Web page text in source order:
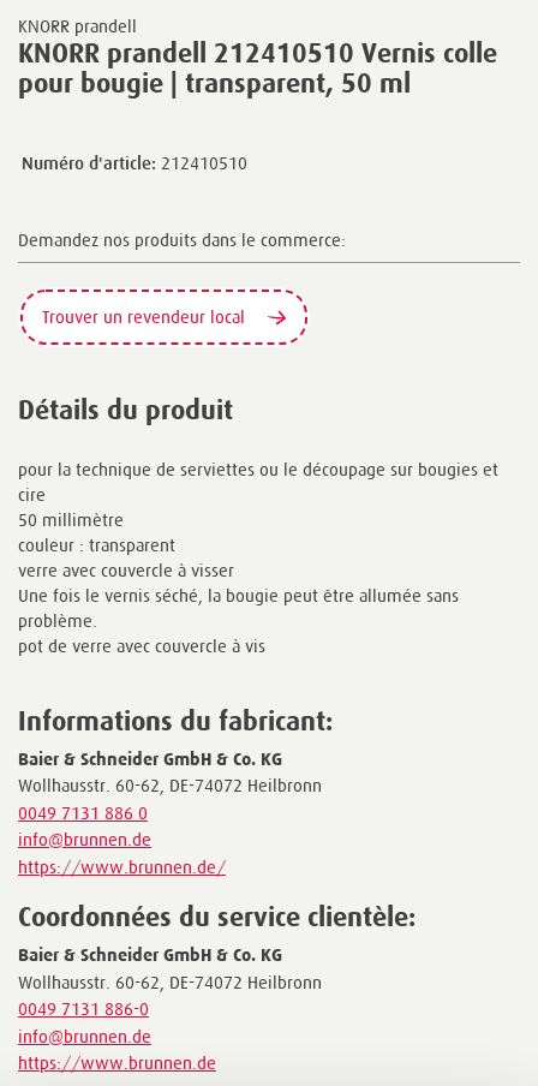
KNORR prandell
KNORR prandell 212410510 Vernis colle
pour bougie | transparent, 50 ml
Numéro d'article: 212410510
Demandez nos produits dans le commerce:
Trouver un revendeur local
Détails du produit
pour la technique de serviettes ou le découpage sur bougies et
cire
50 millimètre
couleur : transparent
verre avec couvercle à visser
Une fois le vernis séché, la bougie peut être allumée sans
problème.
pot de verre avec couvercle à vis
Informations du fabricant:
Baier & Schneider GmbH & Co. KG
Wollhausstr. 60-62, DE-74072 Heilbronn
0049 7131 886 0
info@brunnen.de
https://www.brunnen.de/
Coordonnées du service clientèle:
Baier & Schneider GmbH & Co. KG
Wollhausstr. 60-62, DE-74072 Heilbronn
0049 7131 886-0
info@brunnen.de
https://www.brunnen.de